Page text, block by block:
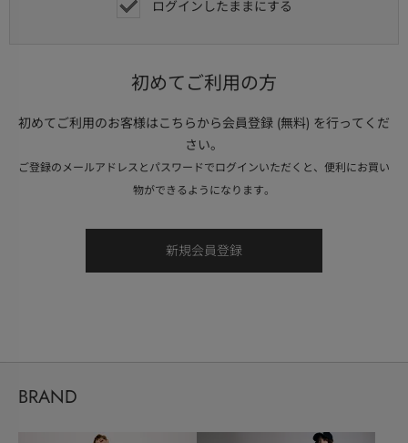
ログインしたままにする
初めてご利用の方
初めてご利用のお客様はこちらから会員登録 (無料) を行ってくだ
さい。
ご登録のメールアドレスとパスワードでログインいただくと、便利にお買い
物ができるようになります。
BRAND